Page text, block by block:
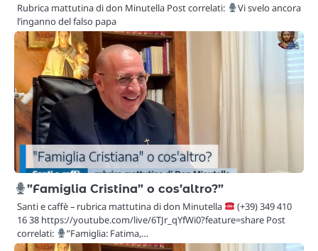
Rubrica mattutina di don Minutella Post correlati:
Vi svelo ancora
l’inganno del falso papa
”Famiglia Cristina” o cos’altro?”
Santi e caffè – rubrica mattutina di don Minutella
(+39) 349 410
16 38 https://youtube.com/live/6TJr_qYfWi0?feature=share Post
correlati:
”Famiglia: Fatima,…